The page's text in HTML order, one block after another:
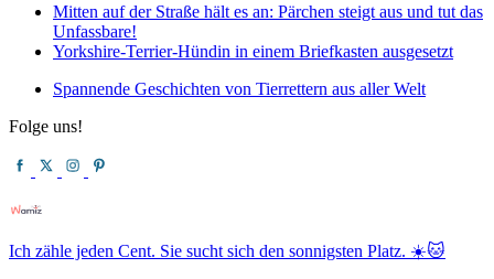
Mitten auf der Straße hält es an: Pärchen steigt aus und tut das
Unfassbare!
Yorkshire-Terrier-Hündin in einem Briefkasten ausgesetzt
Spannende Geschichten von Tierrettern aus aller Welt
Folge uns!
Ich zähle jeden Cent. Sie sucht sich den sonnigsten Platz. ☀️🐱